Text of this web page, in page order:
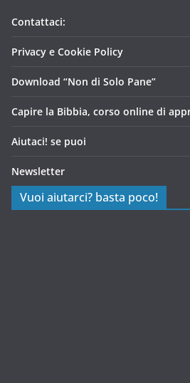
Contattaci:
Privacy e Cookie Policy
Download “Non di Solo Pane”
Capire la Bibbia, corso online di
Aiutaci! se puoi
Newsletter
Vuoi aiutarci? basta poco!